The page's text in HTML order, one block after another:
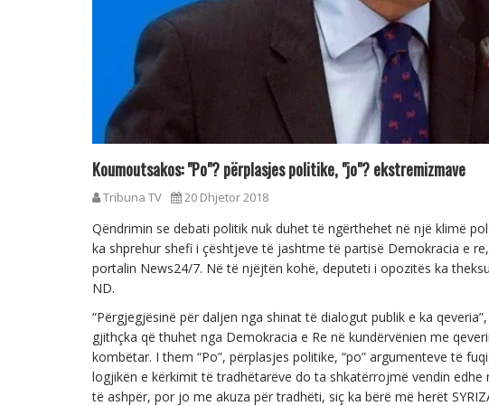
Koumoutsakos: "Po"? përplasjes politike, "jo"? ekstremizmave
Tribuna TV 20 Dhjetor 2018
Qëndrimin se debati politik nuk duhet të ngërthehet në një klimë
ka shprehur shefi i çështjeve të jashtme të partisë Demokracia e
portalin News24/7. Në të njëjtën kohë, deputeti i opozitës ka
ND.
“Përgjegjësinë për daljen nga shinat të dialogut publik e ka
gjithçka që thuhet nga Demokracia e Re në kundërvënien me
kombëtar. I them “Po”, përplasjes politike, “po” argumenteve të
logjikën e kërkimit të tradhëtarëve do ta shkatërrojmë vendin
të ashpër, por jo me akuza për tradhëti, siç ka bërë më herët